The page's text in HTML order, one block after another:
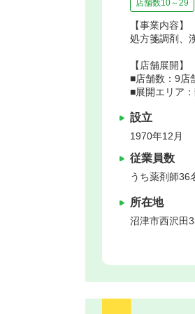
店舗数10～29
【事業内容】
処方箋調剤、
【店舗展開】
■店舗数：9店
■展開エリア
設立
1970年12月
従業員数
うち薬剤師36
所在地
沼津市西沢田